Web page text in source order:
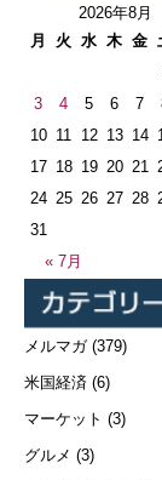
2026年8月
月
火 水 木 金
« 7月
3
4 5 6 7
10 11 12 13 14
17 18 19 20 21
24 25 26 27 28
31
メルマガ(379)
米国経済 (6)
マーケット (3)
グルメ (3)